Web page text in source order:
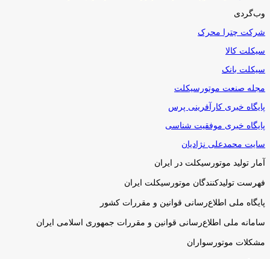
وب‌گردی
شرکت چترا محرک
سیکلت کالا
سیکلت بانک
مجله صنعت موتورسیکلت
پایگاه خبری کارآفرینی پرس
پایگاه خبری موفقیت شناسی
سایت محمدعلی نژادیان
آمار تولید موتورسیکلت در ایران
فهرست تولیدکنندگان موتورسیکلت ایران
پایگاه ملی اطلاع‌رسانی قوانین و مقررات کشور
سامانه ملی اطلاع‌رسانی قوانین و مقررات جمهوری اسلامی ایران
مشکلات موتورسواران